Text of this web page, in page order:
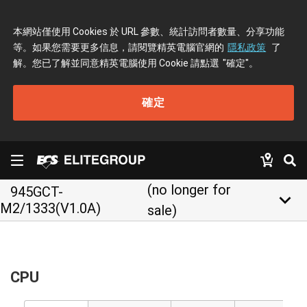
本網站僅使用 Cookies 於 URL 參數、統計訪問者數量、分享功能
等。如果您需要更多信息，請閱覽精英電腦官網的 隱私政策 了
解。您已了解並同意精英電腦使用 Cookie 請點選 "確定"。
確定
945GCT-
M2/1333(V1.0A)
(no longer for
sale)
keyboard_arrow_down
CPU